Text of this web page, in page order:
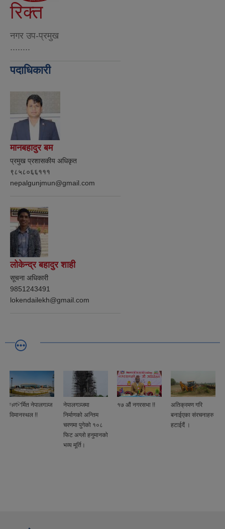
रिक्त
नगर उप-प्रमुख
........
पदाधिकारी
मानबहादुर बम
प्रमुख प्रशासकीय अधिकृत
९८५८०६६१११
nepalgunjmun@gmail.com
लोकेन्द्र बहादुर शाही
सूचना अधिकारी
9851243491
lokendailekh@gmail.com
नवनिर्मित नेपालगञ्ज
विमानस्थल !!
नेपालगञ्जमा
निर्माणको अन्तिम
चरणमा पुगेको १०८
फिट अग्लो हनुमानको
भव्य मूर्ति।
१७ औं नगरसभा !!
अतिक्रमण गरि
बनाईएका संरचनाहरु
हटाईदैं ।